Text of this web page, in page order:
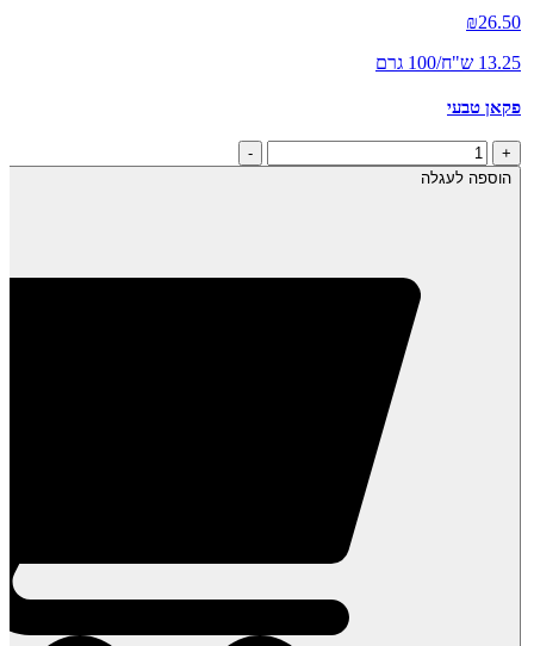
₪26.50
13.25 ש"ח/100 גרם
פקאן טבעי
+
כמות
של
-
הוספה לעגלה